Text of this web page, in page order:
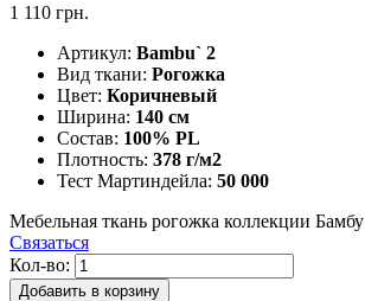
1 110 грн.
Артикул: Bambu` 2
Вид ткани: Рогожка
Цвет: Коричневый
Ширина: 140 см
Состав: 100% PL
Плотность: 378 г/м2
Тест Мартиндейла: 50 000
Мебельная ткань рогожка коллекции Бамбу
Связаться
Кол-во:
Добавить в корзину